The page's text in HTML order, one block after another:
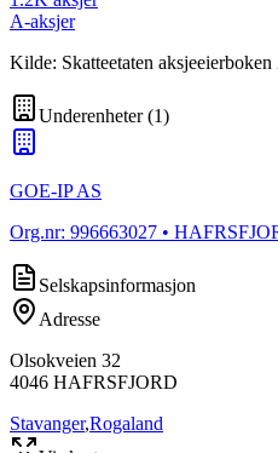
A-aksjer
Kilde: Skatteetaten aksjeeierboken
Underenheter(1)
GOE-IP AS
Org.nr: 996663027 •
Selskapsinformasjon
Adresse
Olsokveien 32
4046 HAFRSFJORD
Stavanger,Rogaland